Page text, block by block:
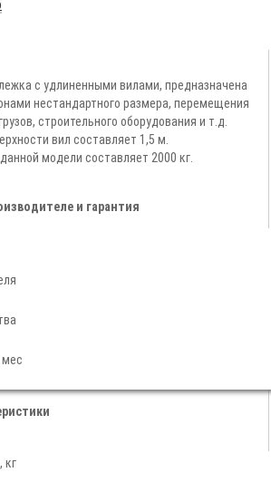
с удлиненными вилами, предназначена
нестандартного размера, перемещения
строительного оборудования и т.д.
вил составляет 1,5 м.
модели составляет 2000 кг.
и гарантия
мес
кг